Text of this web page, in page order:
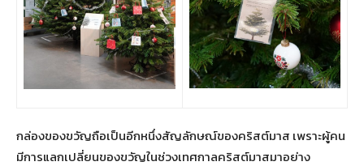
กล่องของขวัญถือเป็นอีกหนึ่งสัญลักษณ์ของคริสต์มาส เพราะผู้คน
มีการแลกเปลี่ยนของขวัญในช่วงเทศกาลคริสต์มาสมาอย่าง